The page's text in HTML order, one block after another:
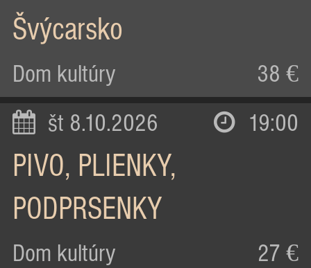
Švýcarsko
Dom kultúry 38 €
št 8.10.2026 19:00
PIVO, PLIENKY,
PODPRSENKY
Dom kultúry 27 €